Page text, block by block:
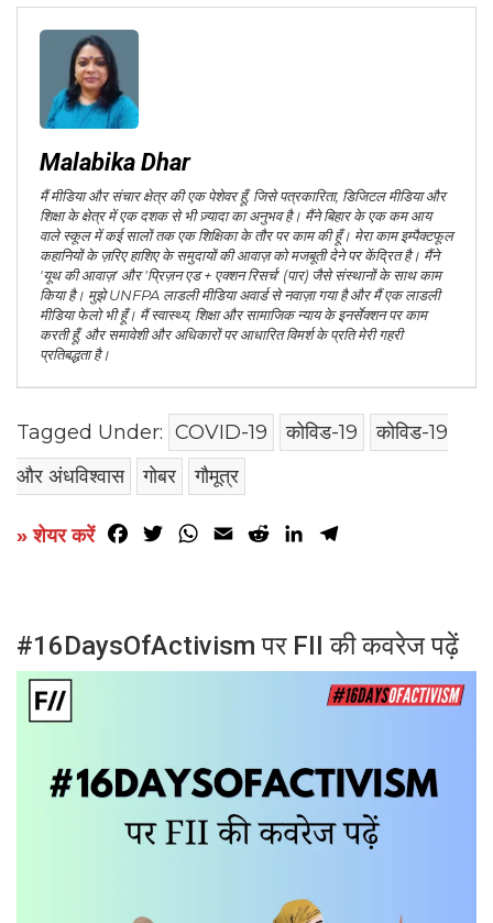
Malabika Dhar
मैं मीडिया और संचार क्षेत्र की एक पेशेवर हूँ, जिसे पत्रकारिता, डिजिटल मीडिया और
शिक्षा के क्षेत्र में एक दशक से भी ज़्यादा का अनुभव है। मैंने बिहार के एक कम आय
वाले स्कूल में कई सालों तक एक शिक्षिका के तौर पर काम की हूँ। मेरा काम इम्पैक्टफूल
कहानियों के ज़रिए हाशिए के समुदायों की आवाज़ को मजबूती देने पर केंद्रित है। मैंने
'यूथ की आवाज़' और 'प्रिज़न एड + एक्शन रिसर्च' (पार) जैसे संस्थानों के साथ काम
किया है। मुझे UNFPA लाडली मीडिया अवार्ड से नवाज़ा गया है और मैं एक लाडली
मीडिया फेलो भी हूँ। मैं स्वास्थ्य, शिक्षा और सामाजिक न्याय के इनर्सेक्शन पर काम
करती हूँ, और समावेशी और अधिकारों पर आधारित विमर्श के प्रति मेरी गहरी
प्रतिबद्धता है।
Tagged Under: COVID-19 कोविड-19
कोविड-19
और अंधविश्वास
गोबर गौमूत्र
» शेयर करें Facebook
TwitterWhatsApp
Email RedditLinkedIn
#16DaysOfActivism पर FII की कवरेज पढ़ें